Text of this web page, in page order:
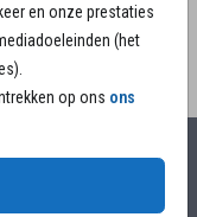
en onze prestaties
(het
op ons ons